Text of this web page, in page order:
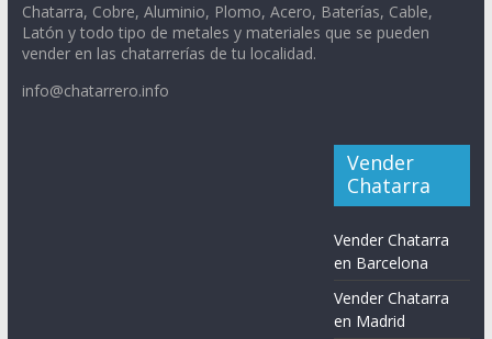
Chatarra, Cobre, Aluminio, Plomo, Acero, Baterías, Cable,
Latón y todo tipo de metales y materiales que se pueden
vender en las chatarrerías de tu localidad.
info@chatarrero.info
Vender
Chatarra
Vender Chatarra
en Barcelona
Vender Chatarra
en Madrid